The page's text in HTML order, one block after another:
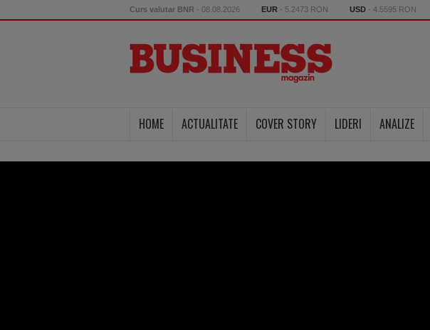
Curs valutar BNR - 08.08.2026 EUR - 5.2473 RON USD - 4.5595 RON
HOME ACTUALITATE COVER STORY LIDERI ANALIZE